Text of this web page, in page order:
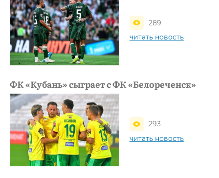
289
читать новость
ФК «Кубань» сыграет с ФК «Белореченск»
293
читать новость